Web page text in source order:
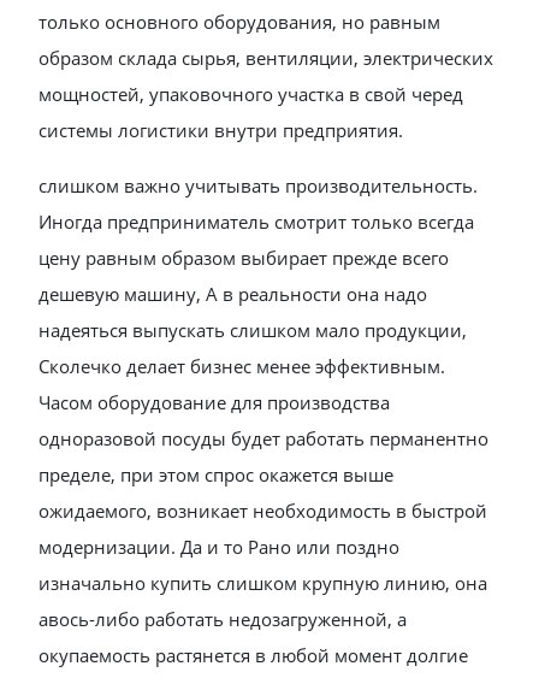
только основного оборудования, но равным
образом склада сырья, вентиляции, электрических
мощностей, упаковочного участка в свой черед
системы логистики внутри предприятия.
слишком важно учитывать производительность.
Иногда предприниматель смотрит только всегда
цену равным образом выбирает прежде всего
дешевую машину, А в реальности она надо
надеяться выпускать слишком мало продукции,
Сколечко делает бизнес менее эффективным.
Часом оборудование для производства
одноразовой посуды будет работать перманентно
пределе, при этом спрос окажется выше
ожидаемого, возникает необходимость в быстрой
модернизации. Да и то Рано или поздно
изначально купить слишком крупную линию, она
авось-либо работать недозагруженной, а
окупаемость растянется в любой момент долгие